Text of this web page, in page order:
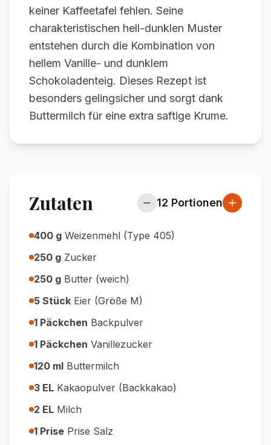
keiner Kaffeetafel fehlen. Seine
charakteristischen hell-dunklen Muster
entstehen durch die Kombination von
hellem Vanille- und dunklem
Schokoladenteig. Dieses Rezept ist
besonders gelingsicher und sorgt dank
Buttermilch für eine extra saftige Krume.
Zutaten 12 Portionen
400 g Weizenmehl (Type 405)
250 g Zucker
250 g Butter (weich)
5 Stück Eier (Größe M)
1 Päckchen Backpulver
1 Päckchen Vanillezucker
120 ml Buttermilch
3 EL Kakaopulver (Backkakao)
2 EL Milch
1 Prise Prise Salz